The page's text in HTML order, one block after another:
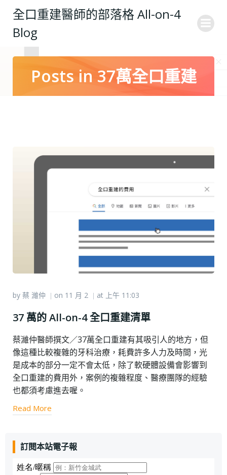
Skip
to
全口重建醫師的部落格 All-on-4
Blog
Posts in 37萬全口重建
by 蔡 濰仲 | on 11 月 2 | at 上午 11:03
37 萬的 All-on-4 全口重建清單
蔡濰仲醫師撰文／37萬全口重建有其吸引人的地方，但
像這種比較複雜的牙科治療，耗費許多人力及時間，光
是成本的部分一定不會太低，除了軟硬體設備會影響到
全口重建的費用外，案例的複雜程度、醫療團隊的經驗
也都須考慮進去喔。
Read More
訂閱本站電子報